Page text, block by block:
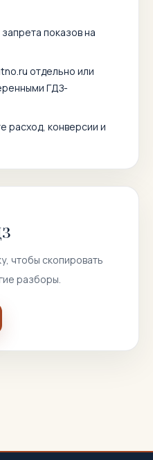
показов на
отдельно или
ГДЗ-
расход, конверсии и
чтобы скопировать
разборы.